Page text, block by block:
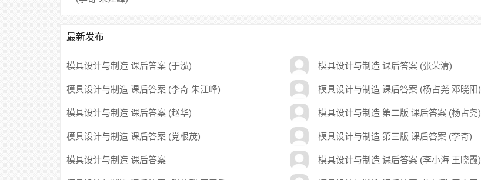
最新发布
模具设计与制造 课后答案 (于泓) 模具设计与制造 课后答案 (张荣清)
模具设计与制造 课后答案 (李奇 朱江峰) 模具设计与制造 课后答案 (杨占尧 邓晓阳)
模具设计与制造 课后答案 (赵华) 模具设计与制造 第二版 课后答案 (杨占尧)
模具设计与制造 课后答案 (党根茂) 模具设计与制造 第三版 课后答案 (李奇)
模具设计与制造 课后答案 模具设计与制造 课后答案 (李小海 王晓霞)